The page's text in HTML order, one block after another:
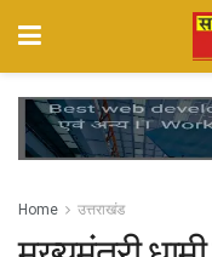
Home उत्तराखंड